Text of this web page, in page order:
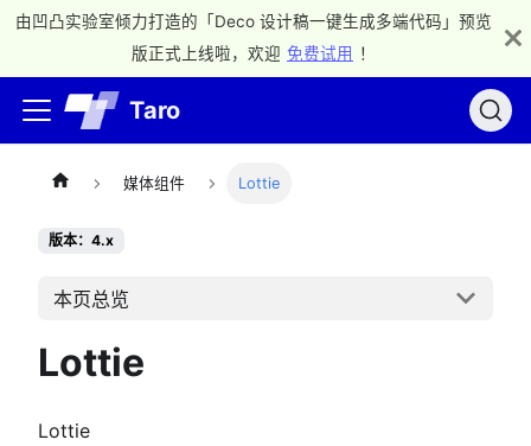
由凹凸实验室倾力打造的「Deco 设计稿一键生成多端代码」预览
版正式上线啦，欢迎 免费试用 ！
Taro
媒体组件 Lottie
版本：4.x
本页总览
Lottie
Lottie